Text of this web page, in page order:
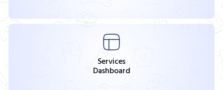
Services
Dashboard